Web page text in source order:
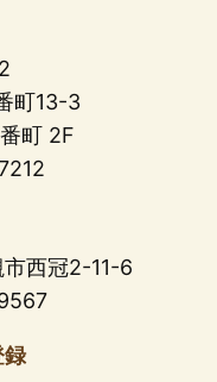
町13-3
町 2F
西冠2-11-6
録